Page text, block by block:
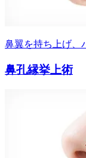
鼻翼を持ち上げ、
鼻孔縁挙上術